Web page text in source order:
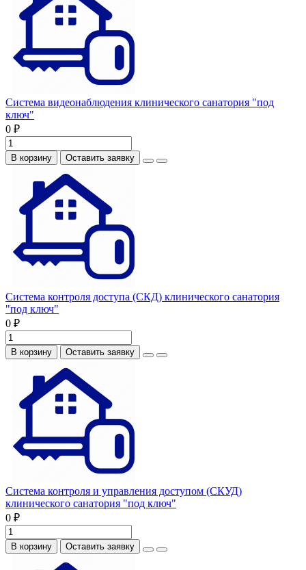
Система видеонаблюдения клинического санатория "под
ключ"
0 ₽
В корзину Оставить заявку
Система контроля доступа (СКД) клинического санатория
"под ключ"
0 ₽
В корзину Оставить заявку
Система контроля и управления доступом (СКУД)
клинического санатория "под ключ"
0 ₽
В корзину Оставить заявку